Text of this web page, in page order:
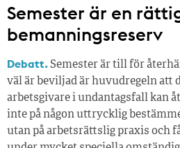
Semester är en
bemanningsreserv
Debatt.Semester är till för
väl är beviljad är huvudregeln att
arbetsgivare i undantagsfall kan
inte på någon uttrycklig
utan på arbetsrättslig praxis och